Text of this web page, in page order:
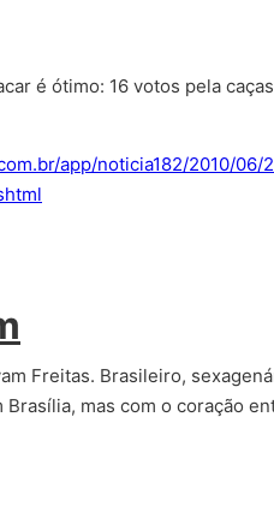
é ótimo: 16 votos pela
app/noticia182/2010/06/
Freitas. Brasileiro,
mas com o coração